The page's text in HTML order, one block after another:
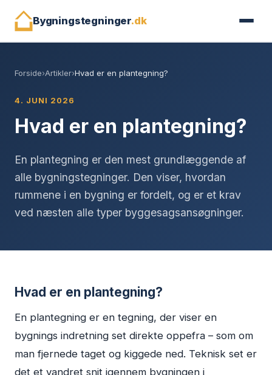
Bygningstegninger.dk
Forside›Artikler›Hvad er en plantegning?
4. JUNI 2026
Hvad er en plantegning?
En plantegning er den mest grundlæggende af
alle bygningstegninger. Den viser, hvordan
rummene i en bygning er fordelt, og er et krav
ved næsten alle typer byggesagsansøgninger.
Hvad er en plantegning?
En plantegning er en tegning, der viser en
bygnings indretning set direkte oppefra – som om
man fjernede taget og kiggede ned. Teknisk set er
det et vandret snit igennem bygningen i